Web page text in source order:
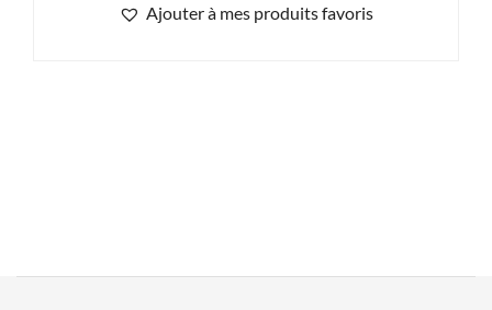
Ajouter à mes produits favoris